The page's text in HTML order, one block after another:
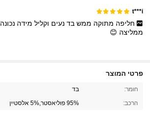
t***i
חליפה מתוקה ממש בד נעים וקליל מידה נכונה
ממליצה 😊
פרטי המוצר
חומר: בד
הרכב: 95% פוליאסטר,5% אלסטיין